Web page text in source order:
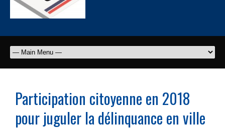
Participation citoyenne en 2018
pour juguler la délinquance en ville